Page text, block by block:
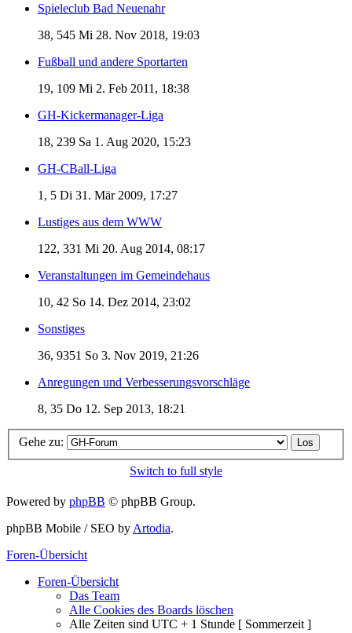
Spieleclub Bad Neuenahr
38, 545 Mi 28. Nov 2018, 19:03
Fußball und andere Sportarten
19, 109 Mi 2. Feb 2011, 18:38
GH-Kickermanager-Liga
18, 239 Sa 1. Aug 2020, 15:23
GH-CBall-Liga
1, 5 Di 31. Mär 2009, 17:27
Lustiges aus dem WWW
122, 331 Mi 20. Aug 2014, 08:17
Veranstaltungen im Gemeindehaus
10, 42 So 14. Dez 2014, 23:02
Sonstiges
36, 9351 So 3. Nov 2019, 21:26
Anregungen und Verbesserungsvorschläge
8, 35 Do 12. Sep 2013, 18:21
Gehe zu:
Switch to full style
Powered by phpBB © phpBB Group.
phpBB Mobile / SEO byArtodia.
Foren-Übersicht
Foren-Übersicht
Das Team
Alle Cookies des Boards löschen
Alle Zeiten sind UTC + 1 Stunde [ Sommerzeit ]